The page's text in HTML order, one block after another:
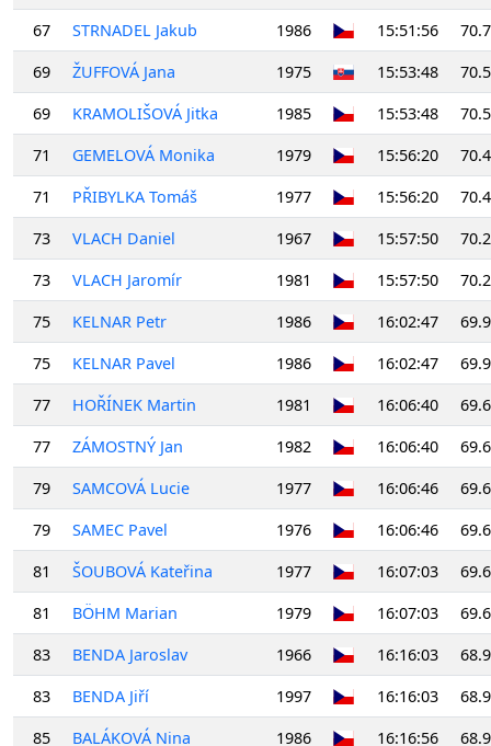
67
STRNADEL Jakub 1986 15:51:56
69
ŽUFFOVÁ Jana 1975 15:53:48
69
KRAMOLIŠOVÁ Jitka 1985 15:53:48
71
GEMELOVÁ Monika 1979 15:56:20
71
PŘIBYLKA Tomáš 1977 15:56:20
73
VLACH Daniel 1967 15:57:50
73
VLACH Jaromír 1981 15:57:50
75
KELNAR Petr 1986 16:02:47
75
KELNAR Pavel 1986 16:02:47
77
HOŘÍNEK Martin 1981 16:06:40
77
ZÁMOSTNÝ Jan 1982 16:06:40
79
SAMCOVÁ Lucie 1977 16:06:46
79
SAMEC Pavel 1976 16:06:46
81
ŠOUBOVÁ Kateřina 1977 16:07:03
81
BÖHM Marian 1979 16:07:03
83
BENDA Jaroslav 1966 16:16:03
83
BENDA Jiří 1997 16:16:03
85
BALÁKOVÁ Nina 1986 16:16:56